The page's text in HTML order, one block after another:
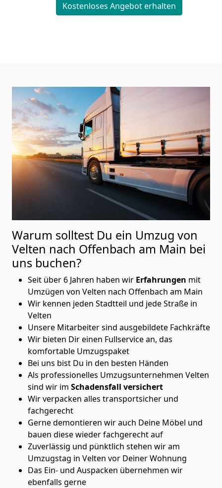
Kostenloses Angebot erhalten
Warum solltest Du ein Umzug von
Velten nach Offenbach am Main bei
uns buchen?
Seit über 6 Jahren haben wir Erfahrungen mit
Umzügen von Velten nach Offenbach am Main
Wir kennen jeden Stadtteil und jede Straße in
Velten
Unsere Mitarbeiter sind ausgebildete Fachkräfte
Wir bieten Dir einen Fullservice an, das
komfortable Umzugspaket
Bei uns bist Du in den besten Händen
Als professionelles Umzugsunternehmen Velten
sind wir im Schadensfall versichert
Wir verpacken alles transportsicher und
fachgerecht
Gerne demontieren wir auch Deine Möbel und
bauen diese wieder fachgerecht auf
Zuverlässig und pünktlich stehen wir am
Umzugstag in Velten vor Deiner Wohnung
Das Ein- und Auspacken übernehmen wir
ebenfalls gerne